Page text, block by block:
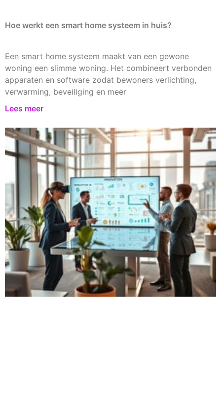
Hoe werkt een smart home systeem in huis?
Een smart home systeem maakt van een gewone
woning een slimme woning. Het combineert verbonden
apparaten en software zodat bewoners verlichting,
verwarming, beveiliging en meer
Lees meer